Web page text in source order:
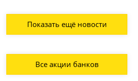
Показать ещё новости
Все акции банков